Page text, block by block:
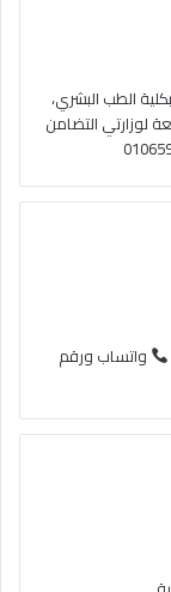
الطب البشري،
التضامن
واتساب ورقم